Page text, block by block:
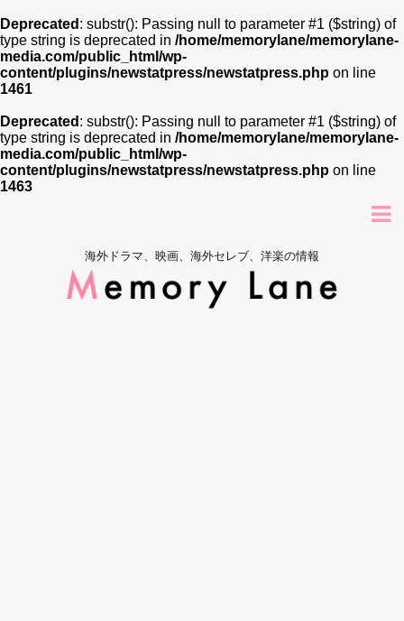
Deprecated : substr(): Passing null to parameter #1 ($string) of
type string is deprecated in /home/memorylane/memorylane-
media.com/public_html/wp-
content/plugins/newstatpress/newstatpress.php on line
1461
Deprecated : substr(): Passing null to parameter #1 ($string) of
type string is deprecated in /home/memorylane/memorylane-
media.com/public_html/wp-
content/plugins/newstatpress/newstatpress.php on line
1463
海外ドラマ、映画、海外セレブ、洋楽の情報